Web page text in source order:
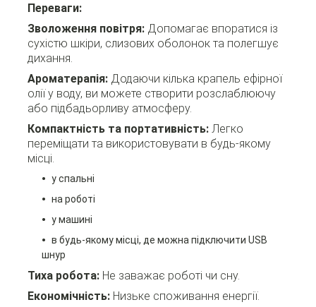
Переваги:
Зволоження повітря: Допомагає впоратися із
сухістю шкіри, слизових оболонок та полегшує
дихання.
Ароматерапія:Додаючи кілька крапель ефірної
олії у воду, ви можете створити розслаблюючу
або підбадьорливу атмосферу.
Компактність та портативність: Легко
переміщати та використовувати в будь-якому
місці.
у спальні
на роботі
у машині
в будь-якому місці, де можна підключити USB
шнур
Тиха робота: Не заважає роботі чи сну.
Економічність: Низьке споживання енергії.